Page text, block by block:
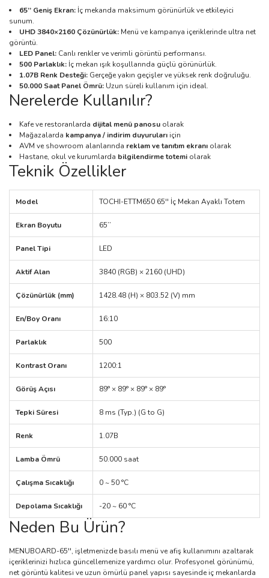
65’’ Geniş Ekran: İç mekanda maksimum görünürlük ve etkileyici
sunum.
UHD 3840×2160 Çözünürlük: Menü ve kampanya içeriklerinde ultra net
görüntü.
LED Panel: Canlı renkler ve verimli görüntü performansı.
500 Parlaklık: İç mekan ışık koşullarında güçlü görünürlük.
1.07B Renk Desteği: Gerçeğe yakın geçişler ve yüksek renk doğruluğu.
50.000 Saat Panel Ömrü: Uzun süreli kullanım için ideal.
Nerelerde Kullanılır?
Kafe ve restoranlarda dijital menü panosu olarak
Mağazalarda kampanya / indirim duyuruları için
AVM ve showroom alanlarında reklam ve tanıtım ekranı olarak
Hastane, okul ve kurumlarda bilgilendirme totemi olarak
Teknik Özellikler
Model TOCHI-ETTM650 65'' İç Mekan Ayaklı Totem
Ekran Boyutu 65’’
Panel Tipi LED
Aktif Alan 3840 (RGB) × 2160 (UHD)
Çözünürlük (mm) 1428.48 (H) × 803.52 (V) mm
En/Boy Oranı 16:10
Parlaklık 500
Kontrast Oranı 1200:1
Görüş Açısı 89° × 89° × 89° × 89°
Tepki Süresi 8 ms (Typ.) (G to G)
Renk 1.07B
Lamba Ömrü 50.000 saat
Çalışma Sıcaklığı 0 ~ 50 °C
Depolama Sıcaklığı -20 ~ 60 °C
Neden Bu Ürün?
MENUBOARD-65'', işletmenizde basılı menü ve afiş kullanımını azaltarak
içeriklerinizi hızlıca güncellemenize yardımcı olur. Profesyonel görünümü,
net görüntü kalitesi ve uzun ömürlü panel yapısı sayesinde iç mekanlarda